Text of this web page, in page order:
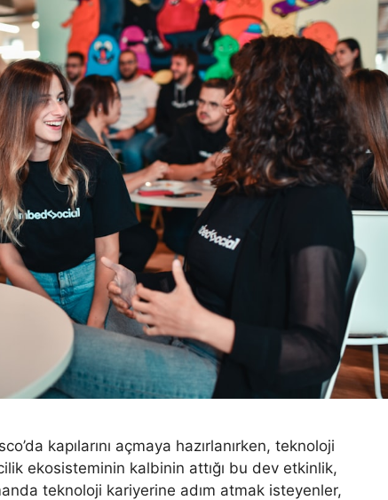
kapılarını açmaya hazırlanırken, teknoloji
ekosisteminin kalbinin attığı bu dev etkinlik,
teknoloji kariyerine adım atmak isteyenler,